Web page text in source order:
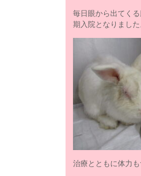
毎日眼から出てく
期入院となりました
治療とともに体力